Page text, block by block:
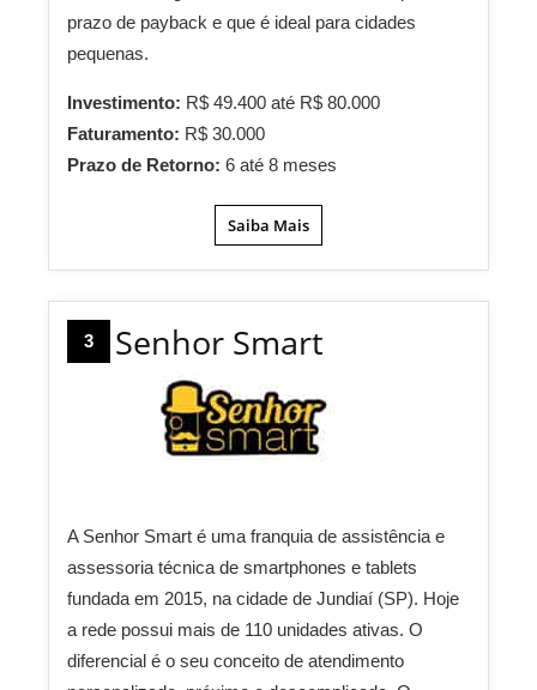
prazo de payback e que é ideal para cidades
pequenas.
Investimento: R$ 49.400 até R$ 80.000
Faturamento: R$ 30.000
Prazo de Retorno: 6 até 8 meses
Saiba Mais
3 Senhor Smart
A Senhor Smart é uma franquia de assistência e
assessoria técnica de smartphones e tablets
fundada em 2015, na cidade de Jundiaí (SP). Hoje
a rede possui mais de 110 unidades ativas. O
diferencial é o seu conceito de atendimento